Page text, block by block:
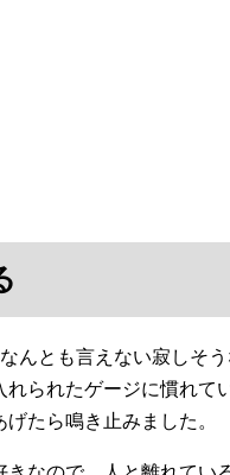
んとも言えない寂しそ
られたゲージに慣れて
たら鳴き止みました。